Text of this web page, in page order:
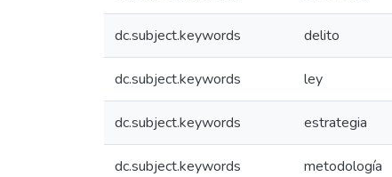
dc.subject.keywords delito
dc.subject.keywords ley
dc.subject.keywords estrategia
dc.subject.keywords metodología